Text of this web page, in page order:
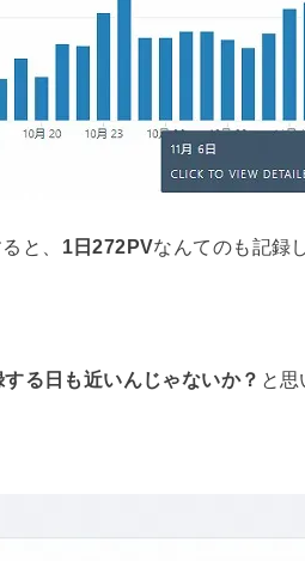
と、 1日272PVなんてのも記録
る日も近いんじゃないか？ と思